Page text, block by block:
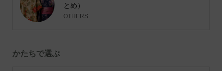
とめ）
OTHERS
かたちで選ぶ